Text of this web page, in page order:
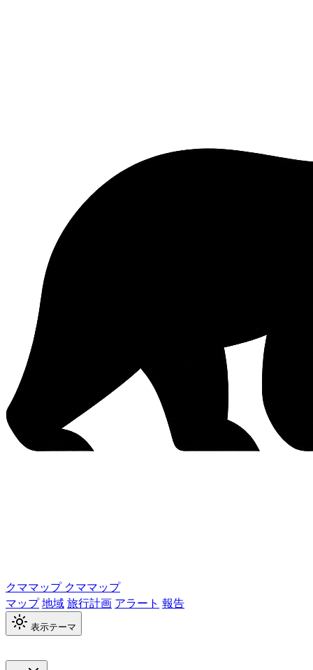
クママップ クママップ
マップ地域旅行計画 アラート 報告
表示テーマ